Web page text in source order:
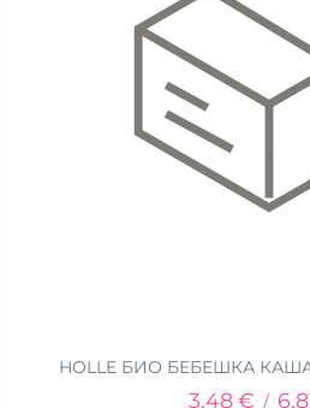
HOLLE БИО БЕБЕШКА КАША
3.48 € /